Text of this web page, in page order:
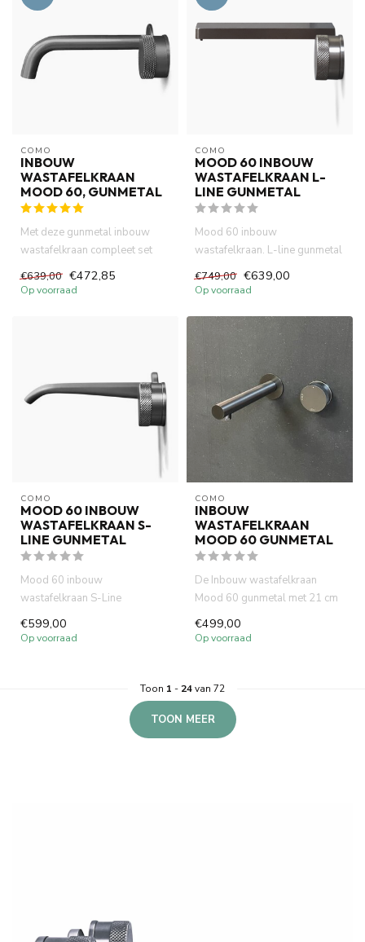
COMO
INBOUW
WASTAFELKRAAN
MOOD 60, GUNMETAL
Met deze gunmetal inbouw
wastafelkraan compleet set
€639,00 €472,85
Op voorraad
COMO
MOOD 60 INBOUW
WASTAFELKRAAN L-
LINE GUNMETAL
Mood 60 inbouw
wastafelkraan. L-line gunmetal
mm) v...
€749,00 €639,00
Op voorraad
COMO
MOOD 60 INBOUW
WASTAFELKRAAN S-
LINE GUNMETAL
Mood 60 inbouw
wastafelkraan S-Line
volledig DZR messing. ...
€599,00
Op voorraad
COMO
INBOUW
WASTAFELKRAAN
MOOD 60 GUNMETAL
De Inbouw wastafelkraan
Mood 60 gunmetal met 21 cm
€499,00
Op voorraad
Toon 1 - 24van 72
TOON MEER